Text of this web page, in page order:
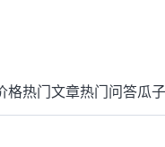
价格比车商那便宜，车
格热门文章热门问答瓜